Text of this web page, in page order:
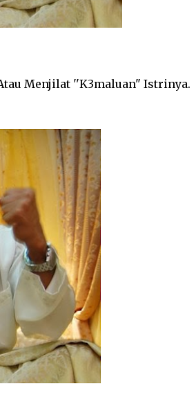
Menjilat ''K3maluan" Istrinya.